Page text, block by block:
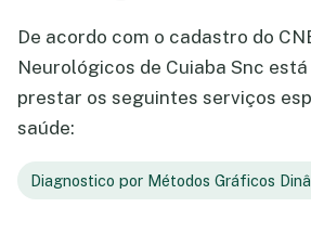
De acordo com o cadastro do
Neurológicos de Cuiaba Snc
prestar os seguintes serviços
saúde:
Diagnostico por Métodos Gráficos